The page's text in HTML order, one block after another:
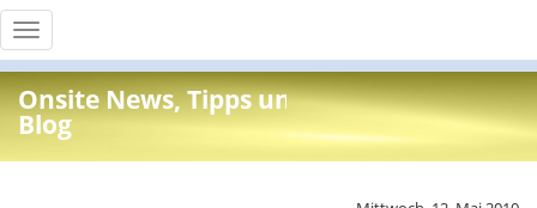
Toggle
navigation
Onsite News, Tipps und Info
Blog